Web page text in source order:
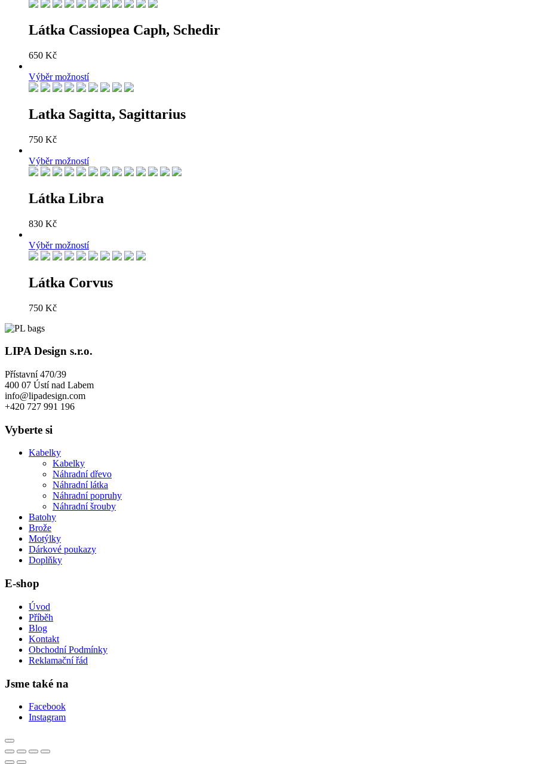
Látka Cassiopea Caph, Schedir
650 Kč
Výběr možností
Latka Sagitta, Sagittarius
750 Kč
Výběr možností
Látka Libra
830 Kč
Výběr možností
Látka Corvus
750 Kč
LIPA Design s.r.o.
Přístavní 470/39
400 07 Ústí nad Labem
info@lipadesign.com
+420 727 991 196
Vyberte si
Kabelky
Kabelky
Náhradní dřevo
Náhradní látka
Náhradní popruhy
Náhradní šrouby
Batohy
Brože
Motýlky
Dárkové poukazy
Doplňky
E-shop
Úvod
Příběh
Blog
Kontakt
Obchodní Podmínky
Reklamační řád
Jsme také na
Facebook
Instagram